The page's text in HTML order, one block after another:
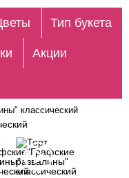
Тип букета
Акции
классический